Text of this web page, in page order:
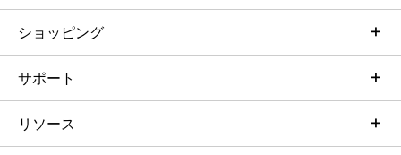
ショッピング
サポート
リソース